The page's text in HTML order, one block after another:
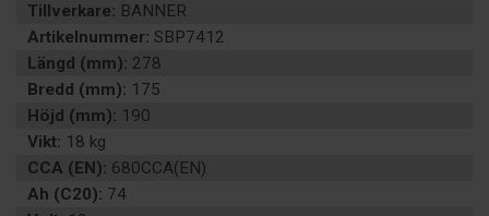
Tillverkare: BANNER
Artikelnummer: SBP7412
Längd (mm): 278
Bredd (mm): 175
Höjd (mm): 190
Vikt: 18 kg
CCA (EN): 680CCA(EN)
Ah (C20): 74